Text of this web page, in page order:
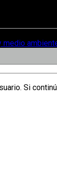
medio
Si